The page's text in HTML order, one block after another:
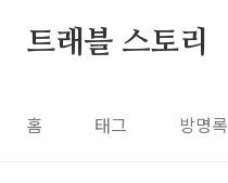
트래블 스토리
홈 태그 방명록